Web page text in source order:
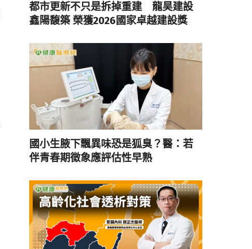
都市更新不只是拆掉重建 龍昊建設
鑫陽馥築 榮獲2026國家卓越建設獎
國小生腋下飄異味恐是狐臭？醫：若
伴青春期徵象應評估性早熟